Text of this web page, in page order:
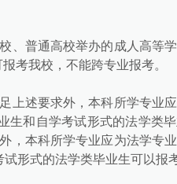
、普通高校举办的成人高等
考我校，不能跨专业报考。
上述要求外，本科所学专业
和自学考试形式的法学类毕
，本科所学专业应为法学专
形式的法学类毕业生可以报